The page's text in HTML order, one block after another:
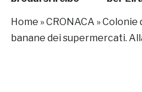
Home »CRONACA »Colonie
banane dei supermercati.